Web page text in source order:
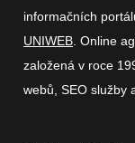
informačních
UNIWEB . Online
založená v roce
webů, SEO služby